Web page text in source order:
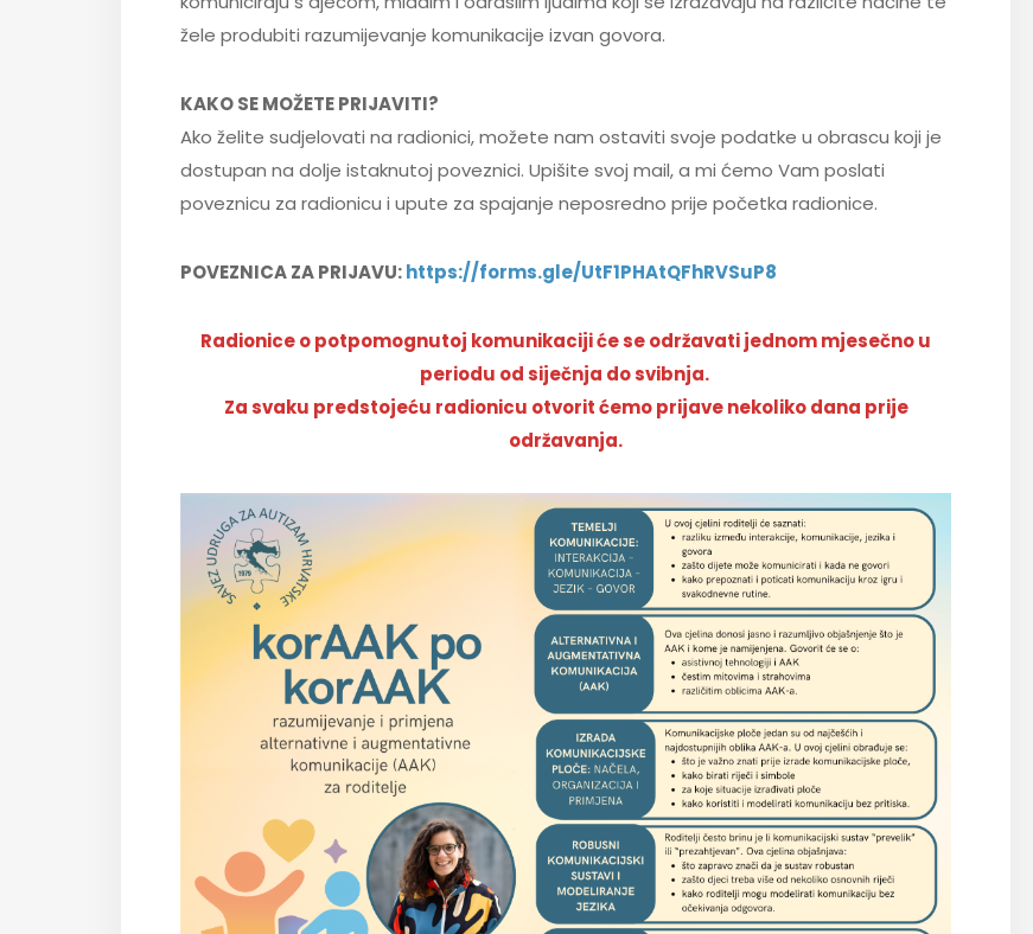
žele produbiti razumijevanje komunikacije izvan govora.
KAKO SE MOŽETE PRIJAVITI?
Ako želite sudjelovati na radionici, možete nam ostaviti svoje podatke u obrascu koji je
dostupan na dolje istaknutoj poveznici. Upišite svoj mail, a mi ćemo Vam poslati
poveznicu za radionicu i upute za spajanje neposredno prije početka radionice.
POVEZNICA ZA PRIJAVU:https://forms.gle/UtF1PHAtQFhRVSuP8
Radionice o potpomognutoj komunikaciji će se održavati jednom mjesečno u
periodu od siječnja do svibnja.
Za svaku predstojeću radionicu otvorit ćemo prijave nekoliko dana prije
održavanja.